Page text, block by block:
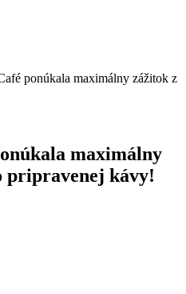
ponúkala maximálny zážitok z
maximálny
pripravenej kávy!